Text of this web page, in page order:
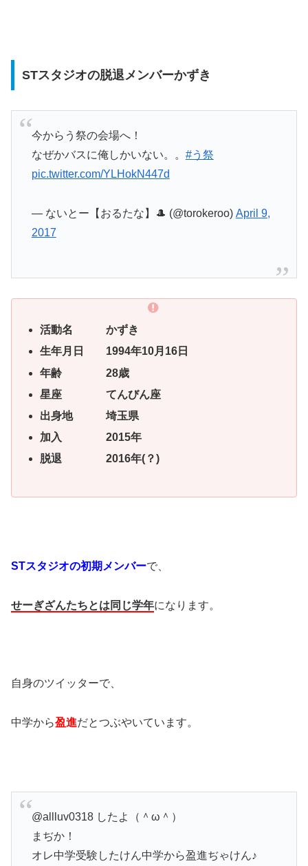
STスタジオの脱退メンバーかずき
今からう祭の会場へ！
なぜかバスに俺しかいない。。 #う祭
pic.twitter.com/YLHokN447d
— ないとー【おるたな】🎩 (@torokeroo) April 9,
2017
活動名 かずき
生年月日 1994年10月16日
年齢 28歳
星座 てんびん座
出身地 埼玉県
加入 2015年
脱退 2016年(？)
STスタジオの初期メンバーで、
せーぎざんたちとは同じ学年になります。
自身のツイッターで、
中学から盈進だとつぶやいています。
@allluv0318 したよ（＾ω＾）
まぢか！
オレ中学受験したけん中学から盈進ぢゃけん♪